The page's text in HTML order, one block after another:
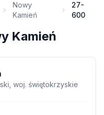
Nowy
Kamień
27-
600
Kamień
woj. świętokrzyskie